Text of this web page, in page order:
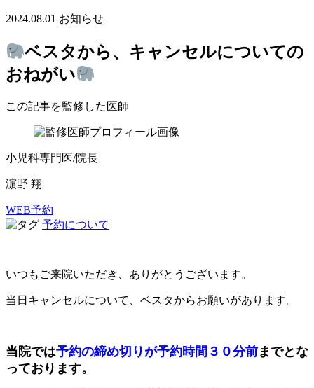
2024.08.01 お知らせ
ベスタから、キャンセルについての
おねがい
この記事を監修した医師
小児科専門医/院長
濵野 翔
WEB予約
予約について
いつもご来院いただき、ありがとうございます。
当日キャンセルについて、ベスタからお願いがあります。
当院では予約の締め切りが予約時間３０分前までとな
っております。